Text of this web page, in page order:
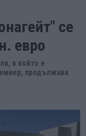
се
евро
в който е
продължава